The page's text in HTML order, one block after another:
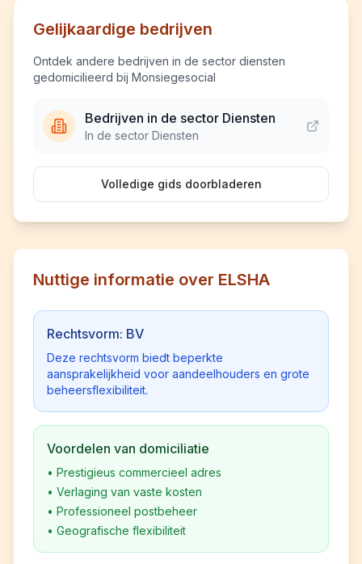
Gelijkaardige bedrijven
Ontdek andere bedrijven in de sector diensten
gedomicilieerd bij Monsiegesocial
Bedrijven in de sector Diensten
In de sector Diensten
Volledige gids doorbladeren
Nuttige informatie over ELSHA
Rechtsvorm: BV
Deze rechtsvorm biedt beperkte
aansprakelijkheid voor aandeelhouders en grote
beheersflexibiliteit.
Voordelen van domiciliatie
• Prestigieus commercieel adres
• Verlaging van vaste kosten
• Professioneel postbeheer
• Geografische flexibiliteit